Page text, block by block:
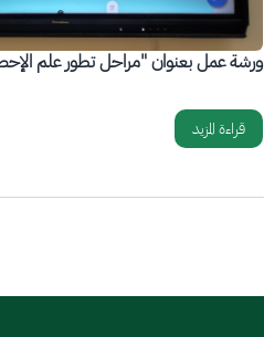
ورشة عمل بعنوان ( كتابة مشروع التخرج )
قراءة المزيد